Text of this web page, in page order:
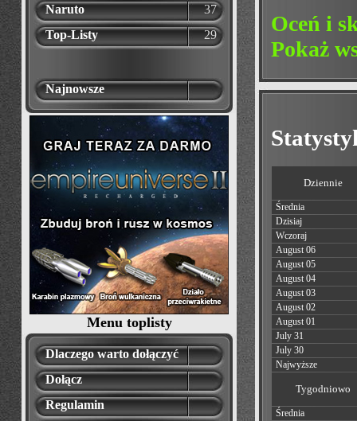
Naruto
37
Top-Listy
29
Najnowsze
Menu toplisty
Dlaczego warto dołączyć
Dołącz
Regulamin
Oceń i
Pokaż
Dziennie
Średnia
Dzisiaj
Wczoraj
August 06
August 05
August 04
August 03
August 02
August 01
July 31
July 30
Najwyższe
Tygodniowo
Średnia